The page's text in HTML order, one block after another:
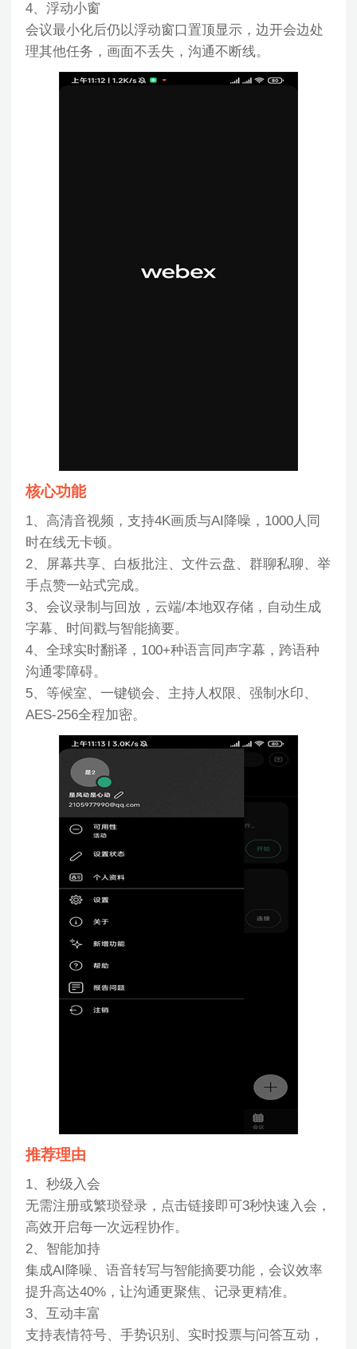
4、浮动小窗
会议最小化后仍以浮动窗口置顶显示，边开会边处
理其他任务，画面不丢失，沟通不断线。
核心功能
1、高清音视频，支持4K画质与AI降噪，1000人同
时在线无卡顿。
2、屏幕共享、白板批注、文件云盘、群聊私聊、举
手点赞一站式完成。
3、会议录制与回放，云端/本地双存储，自动生成
字幕、时间戳与智能摘要。
4、全球实时翻译，100+种语言同声字幕，跨语种
沟通零障碍。
5、等候室、一键锁会、主持人权限、强制水印、
AES-256全程加密。
推荐理由
1、秒级入会
无需注册或繁琐登录，点击链接即可3秒快速入会，
高效开启每一次远程协作。
2、智能加持
集成AI降噪、语音转写与智能摘要功能，会议效率
提升高达40%，让沟通更聚焦、记录更精准。
3、互动丰富
支持表情符号、手势识别、实时投票与问答互动，